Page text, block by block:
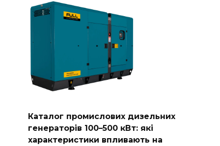
Каталог промислових дизельних
генераторів 100–500 кВт: які
характеристики впливають на